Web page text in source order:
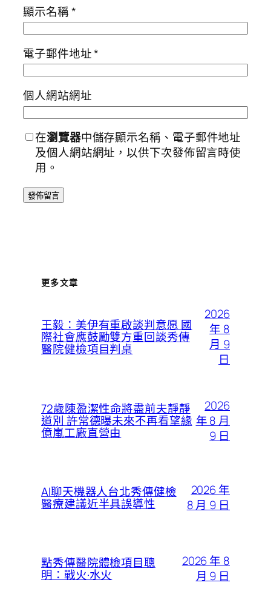
顯示名稱*
電子郵件地址*
個人網站網址
在瀏覽器中儲存顯示名稱、電子郵件地址
及個人網站網址，以供下次發佈留言時使
用。
更多文章
王毅：美伊有重啟談判意愿 國
際社會應鼓勵雙方重回談秀傳
醫院健檢項目判桌
2026
年 8
月 9
日
72歲陳盈潔性命將盡前夫靜靜
道別 許常德曝未來不再看望緣
億嵐工廠直營由
2026
年 8 月
9 日
AI聊天機器人台北秀傳健檢
醫療建議近半具誤導性
2026 年
8 月 9 日
點秀傳醫院體檢項目聰
明：戰火·水火
2026 年 8
月 9 日